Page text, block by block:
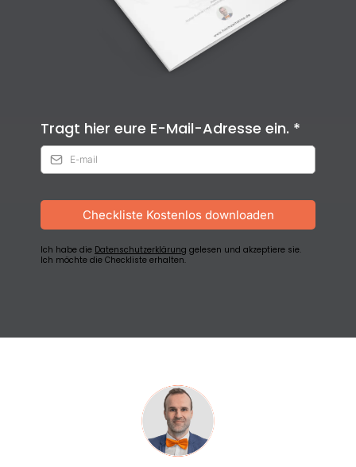
Tragt hier eure E-Mail-Adresse ein. *
Checkliste Kostenlos downloaden
Ich habe die Datenschutzerklärung gelesen und akzeptiere sie.
Ich möchte die Checkliste erhalten.